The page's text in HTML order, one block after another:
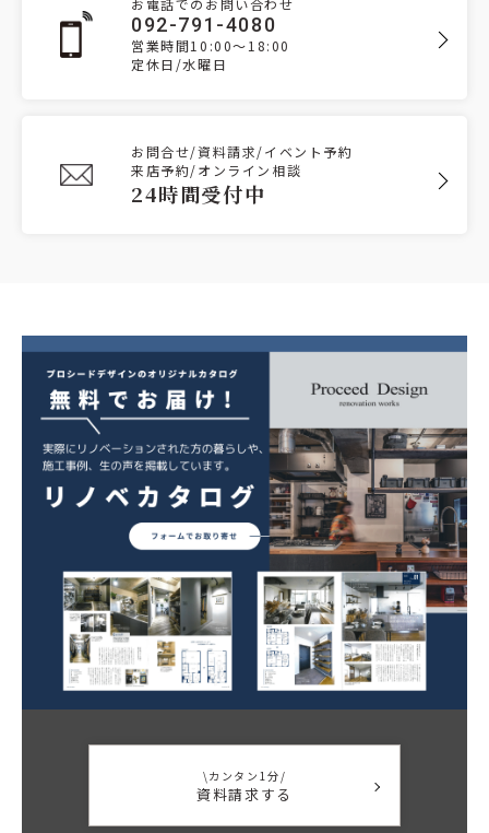
お電話でのお問い合わせ
092-791-4080
営業時間10:00～18:00
定休日/水曜日
お問合せ/資料請求/イベント予約
来店予約/オンライン相談
24時間受付中
\カンタン1分/
資料請求する